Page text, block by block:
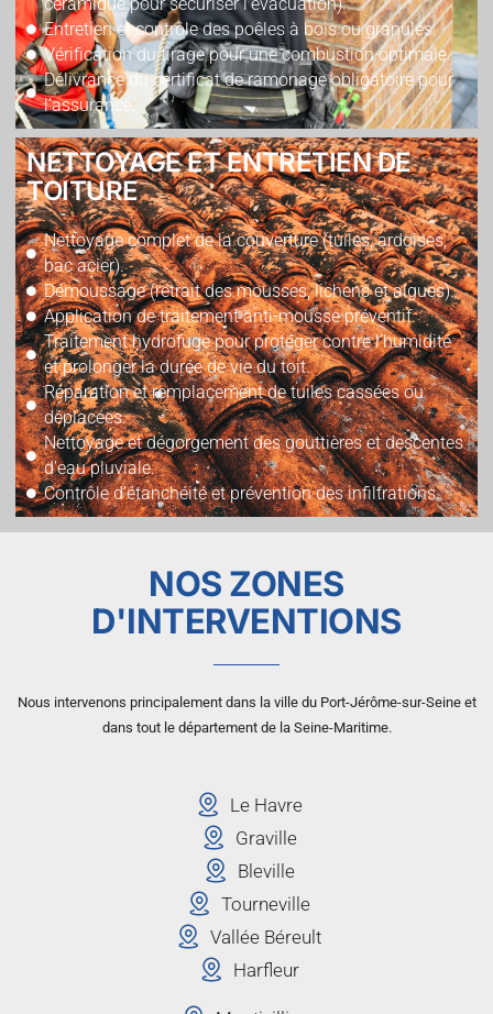
Entretien et contrôle des poêles à bois ou granulés.
Vérification du tirage pour une combustion optimale.
Délivrance du certificat de ramonage obligatoire pour
l’assurance.
NETTOYAGE ET ENTRETIEN DE
TOITURE
Nettoyage complet de la couverture (tuiles, ardoises,
bac acier).
Démoussage (retrait des mousses, lichens et algues).
Application de traitement anti-mousse préventif.
Traitement hydrofuge pour protéger contre l’humidité
et prolonger la durée de vie du toit.
Réparation et remplacement de tuiles cassées ou
déplacées.
Nettoyage et dégorgement des gouttières et descentes
d’eau pluviale.
Contrôle d’étanchéité et prévention des infiltrations.
NOS ZONES
D'INTERVENTIONS
Nous intervenons principalement dans la ville du Port-Jérôme-sur-Seine et
dans tout le département de la Seine-Maritime.
Le Havre
Graville
Bleville
Tourneville
Vallée Béreult
Harfleur